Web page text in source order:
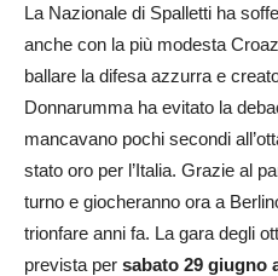
La Nazionale di Spalletti ha
anche con la più modesta
ballare la difesa azzurra e
Donnarumma ha evitato la
mancavano pochi secondi
stato oro per l’Italia. Grazie al
turno e giocheranno ora a
trionfare anni fa. La gara degli
prevista per sabato 29 giugno